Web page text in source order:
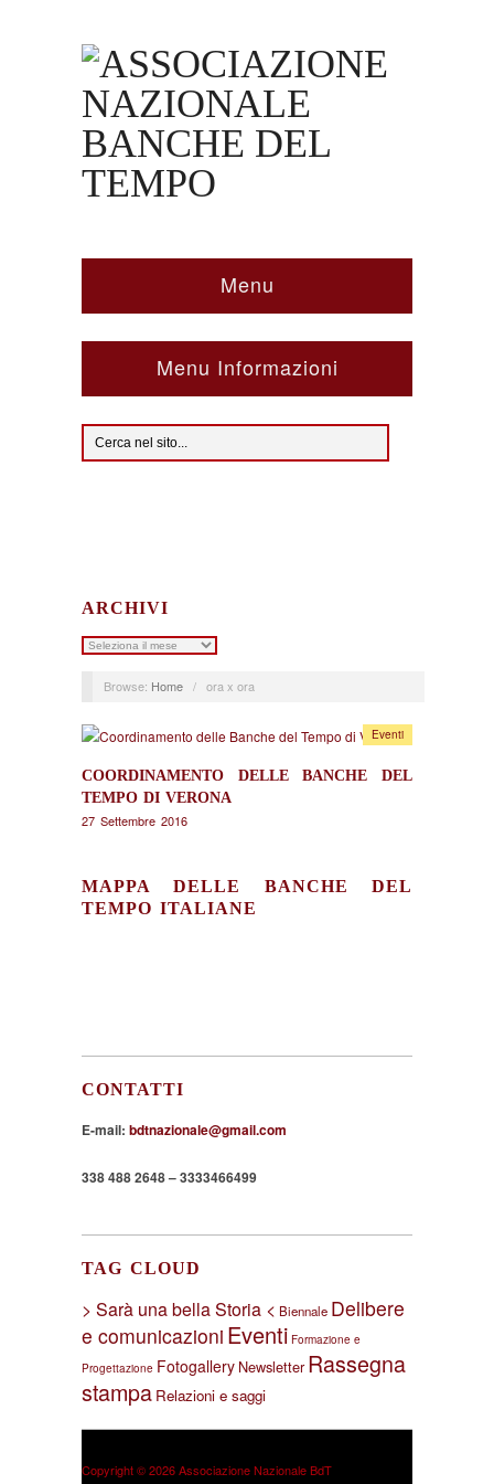
Menu
Menu Informazioni
ARCHIVI
Archivi
Browse: Home / ora x ora
COORDINAMENTO DELLE BANCHE DEL
TEMPO DI VERONA
27 Settembre 2016
Eventi
MAPPA DELLE BANCHE DEL
TEMPO ITALIANE
CONTATTI
E-mail: bdtnazionale@gmail.com
338 488 2648 – 3333466499
TAG CLOUD
> Sarà una bella Storia < Biennale Delibere
e comunicazioni Eventi Formazione e
Progettazione Fotogallery Newsletter Rassegna
stampa Relazioni e saggi
Copyright © 2026 Associazione Nazionale BdT